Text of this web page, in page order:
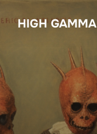
InhaltHIGH GAMMA